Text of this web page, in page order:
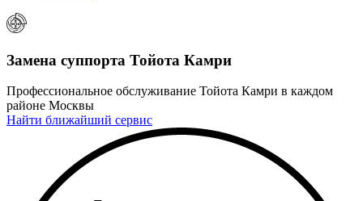
Замена суппорта Тойота Камри
Профессиональное обслуживание Тойота Камри в каждом
районе Москвы
Найти ближайший сервис